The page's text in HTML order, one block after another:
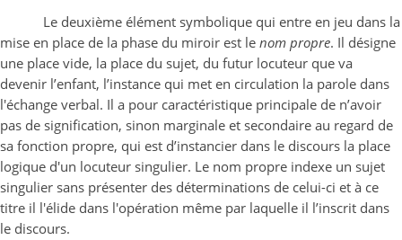
Le deuxième élément symbolique qui entre en jeu dans la
mise en place de la phase du miroir est lenom propre. Il désigne
une place vide, la place du sujet, du futur locuteur que va
devenir l’enfant, l’instance qui met en circulation la parole dans
l'échange verbal. Il a pour caractéristique principale de n’avoir
pas de signification, sinon marginale et secondaire au regard de
sa fonction propre, qui est d’instancier dans le discours la place
logique d'un locuteur singulier. Le nom propre indexe un sujet
singulier sans présenter des déterminations de celui-ci et à ce
titre il l'élide dans l'opération même par laquelle il l’inscrit dans
le discours.